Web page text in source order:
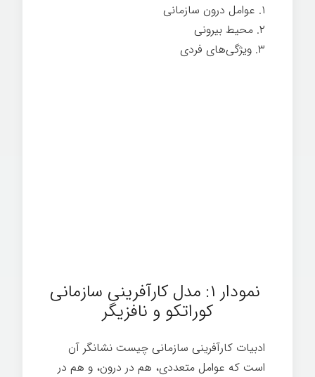
۱. عوامل درون سازمانی
۲. محیط بیرونی
۳. ویژگی­‌های فردی
نمودار ۱: مدل کارآفرینی سازمانی
کوراتکو و نافزیگر
ادبیات کارآفرینی سازمانی چیست نشانگر آن
است که عوامل متعددی، هم در درون، و هم در